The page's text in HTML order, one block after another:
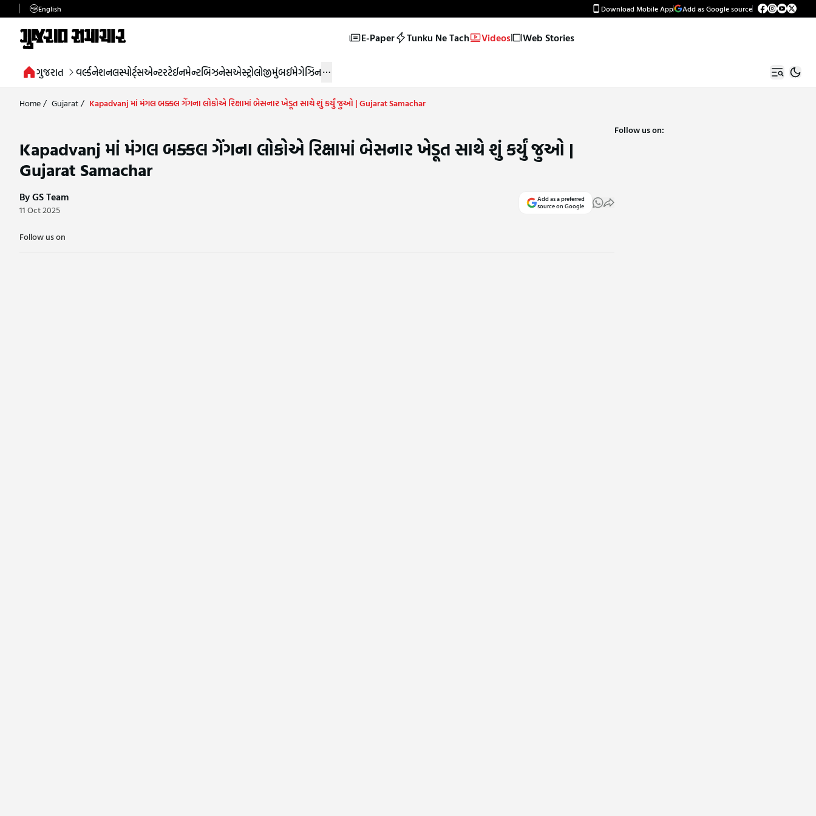
English Download Mobile App Add as Google source
E-Paper Tunku Ne Tach Videos Web Stories
ગુજરાત વર્લ્ડનેશનલસ્પોર્ટ્સએન્ટરટેઈનમેન્ટબિઝનેસએસ્ટ્રોલોજીમુંબઈમેગેઝિન
Home/ Gujarat/ Kapadvanj માં મંગલ બક્કલ ગેંગના લોકોએ રિક્ષામાં બેસનાર ખેડૂત સાથે શું કર્યું જુઓ | Gujarat Samachar
Kapadvanj માં મંગલ બક્કલ ગેંગના લોકોએ રિક્ષામાં બેસનાર ખેડૂત સાથે શું કર્યું જુઓ |
Gujarat Samachar
By GS Team
11 Oct 2025
Add as a preferred
source on Google
Follow us on
Follow us on: